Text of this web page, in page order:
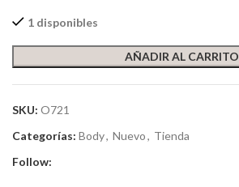
1 disponibles
AÑADIR AL CARRITO
SKU: O721
Categorías: Body, Nuevo, Tienda
Follow: